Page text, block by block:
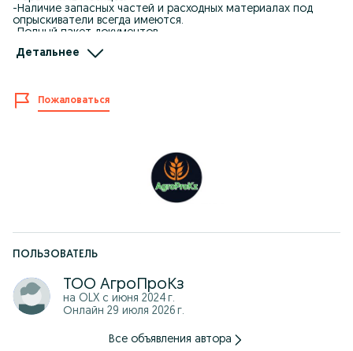
-Наличие запасных частей и расходных материалах под
опрыскиватели всегда имеются.
-Полный пакет документов.
форсуночный)
При агрегатировании с тракторами МТЗ-80, МТЗ-82 насос
соответствующие узлы крепления насоса. При
необходимости, опрыскиватель может быть укомплектован
насосом с гидроприводом.
Цена зависит от выбранной Вами комплектации !
Детальнее
Пожаловаться
ПОЛЬЗОВАТЕЛЬ
ТОО АгроПроКз
на OLX с июня 2024 г.
Онлайн 29 июля 2026 г.
Все объявления автора